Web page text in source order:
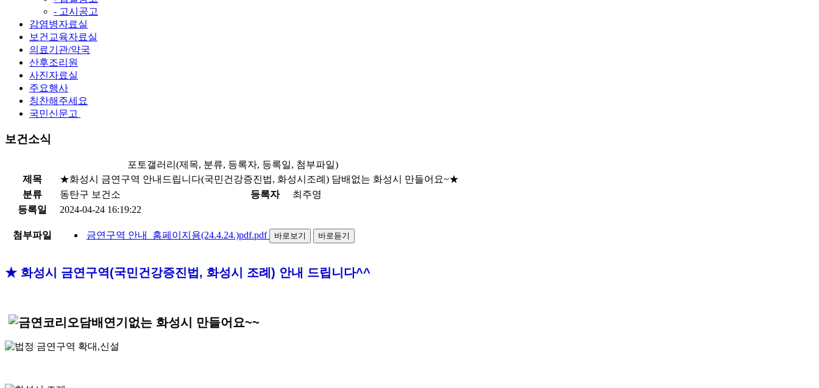
- 고시공고
감염병자료실
보건교육자료실
의료기관/약국
산후조리원
사진자료실
주요행사
칭찬해주세요
국민신문고
보건소식
포토갤러리(제목, 분류, 등록자, 등록일, 첨부파일)
제목
★화성시 금연구역 안내드립니다(국민건강증진법, 화성시조례) 담배없는 화성시 만들어요~★
분류
동탄구 보건소 등록자
최주영
등록일
2024-04-24 16:19:22
첨부파일 금연구역 안내_홈페이지용(24.4.24.)pdf.pdf 바로보기 바로듣기
★ 화성시 금연구역(국민건강증진법, 화성시 조례) 안내 드립니다^^
담배연기없는 화성시 만들어요~~